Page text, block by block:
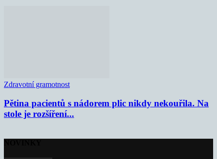
Zdravotní gramotnost
Pětina pacientů s nádorem plic nikdy nekouřila. Na
stole je rozšíření...